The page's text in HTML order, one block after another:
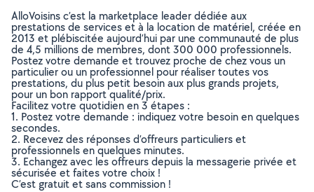
AlloVoisins c’est la marketplace leader dédiée aux
prestations de services et à la location de matériel, créée en
2013 et plébiscitée aujourd’hui par une communauté de plus
de 4,5 millions de membres, dont 300 000 professionnels.
Postez votre demande et trouvez proche de chez vous un
particulier ou un professionnel pour réaliser toutes vos
prestations, du plus petit besoin aux plus grands projets,
pour un bon rapport qualité/prix.
Facilitez votre quotidien en 3 étapes :
1. Postez votre demande : indiquez votre besoin en quelques
secondes.
2. Recevez des réponses d’offreurs particuliers et
professionnels en quelques minutes.
3. Echangez avec les offreurs depuis la messagerie privée et
sécurisée et faites votre choix !
C’est gratuit et sans commission !